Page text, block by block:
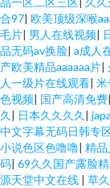
合97| 欧美顶级深喉
毛片| 男人在线视频|
品无码av换脸| a成人
产欧美精品aaaaaa片|
人一级片在线观看| 米
色视频| 国产高清免费|
久 | 日本久久久久 |
中文字幕无码日韩专
小说色区色噜噜| 精
码| 69久久国产露脸
源天堂中文在线 | 草